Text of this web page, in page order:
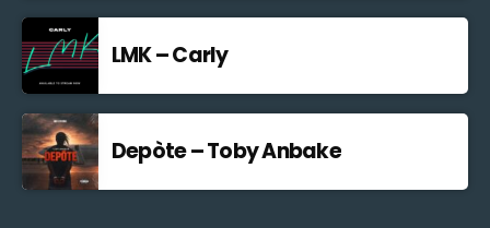
LMK – Carly
Depòte – Toby Anbake